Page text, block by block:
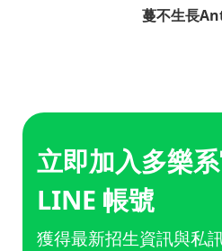
蔓不生長
立即加入多樂
LINE 帳號
獲得最新招生資訊與私